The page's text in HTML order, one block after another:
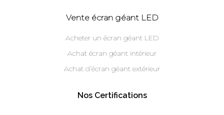
Vente écran géant LED
Acheter un écran géant LED
Achat écran géant intérieur
Achat d’écran géant extérieur
Nos Certifications